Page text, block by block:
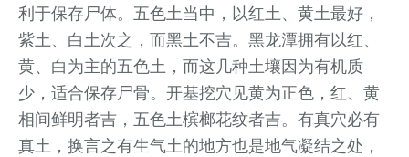
利于保存尸体。五色土当中，以红土、黄土最好，
紫土、白土次之，而黑土不吉。黑龙潭拥有以红、
黄、白为主的五色土，而这几种土壤因为有机质
少，适合保存尸骨。开基挖穴见黄为正色，红、黄
相间鲜明者吉，五色土槟榔花纹者吉。有真穴必有
真土，换言之有生气土的地方也是地气凝结之处，